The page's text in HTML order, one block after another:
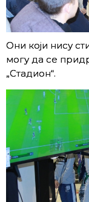
Они који нису
могу да се
„Стадион“.